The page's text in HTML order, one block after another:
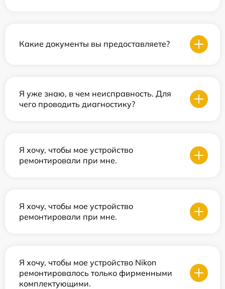
Какие документы вы предоставляете?
Я уже знаю, в чем неисправность. Для
чего проводить диагностику?
Я хочу, чтобы мое устройство
ремонтировали при мне.
Я хочу, чтобы мое устройство
ремонтировали при мне.
Я хочу, чтобы мое устройство Nikon
ремонтировалось только фирменными
комплектующими.